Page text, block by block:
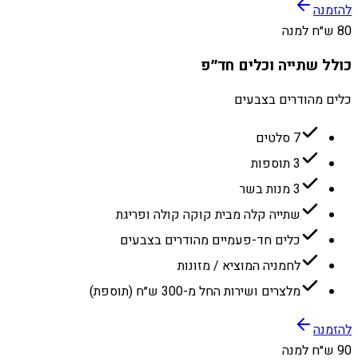
להזמנה
80 ש״ח למנה
כולל שתייה וכלים חד״פ
כלים מהודרים בצבעים
7 סלטים
3 תוספות
3 מנות בשר
שתייה קלה מבית קוקה קולה ופריגת
כלים חד-פעמיים מהודרים בצבעים
לחמניה המוציא / מזונות
מלצרים ושירות החל מ-300 ש״ח (תוספת)
להזמנה
90 ש״ח למנה